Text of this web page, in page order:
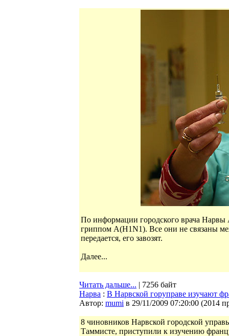
По информации городского врача Нарвы
гриппом А(H1N1). Все они не связаны
передается, его завозят.
Далее...
Читать дальше... | 7256 байт
Нарва : В Нарвской горуправе изучают
Автор: mumi в 29/11/2009 07:20:00 (2014
8 чиновников Нарвской городской
Таммисте, приступили к изучению